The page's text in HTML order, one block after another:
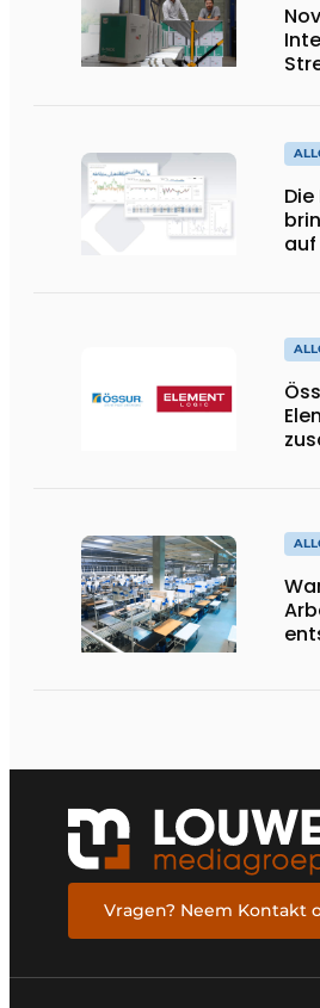
Vragen? Neem Kontakt